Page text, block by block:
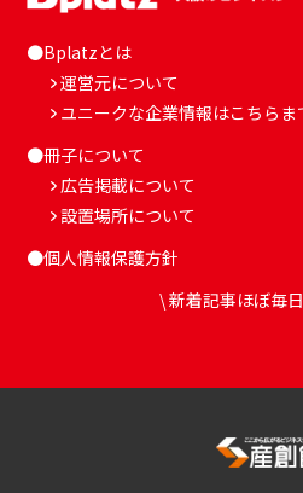
●Bplatzとは
運営元について
ユニークな企業情報はこちらま
●冊子について
広告掲載について
設置場所について
●個人情報保護方針
\ 新着記事ほぼ毎